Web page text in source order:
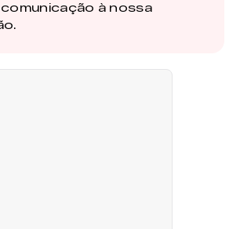
à nossa